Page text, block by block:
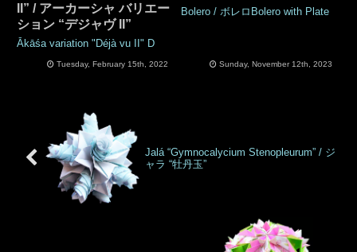
II” / アーカーシャ バリエー
ション “デジャヴ II”
Ākāśa variation "Déjà vu II" D
Tuesday, February 15th, 2022
Bolero / ボレロBolero with Plate
Sunday, November 12th, 2023
Jalá “Gymnocalycium Stenopleurum” / ジ
ャラ “牡丹玉”